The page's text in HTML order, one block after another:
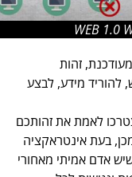
WEB
זהות
מידע, לבצע
לאמת את זהותכם
בעת אינטראקציה
אדם אמיתי מאחורי